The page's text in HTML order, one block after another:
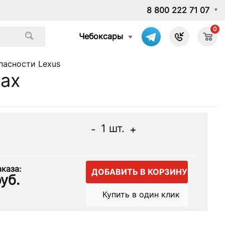
8 800 222 71 07
Чебоксары
0
Lexus
- 1 шт. +
ДОБАВИТЬ В КОРЗИНУ
Купить в один клик